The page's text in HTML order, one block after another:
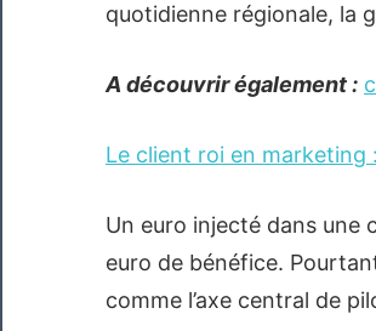
quotidienne régionale, la
A découvrir également :
Le client roi en marketing
Un euro injecté dans une
euro de bénéfice.
comme l’axe central de